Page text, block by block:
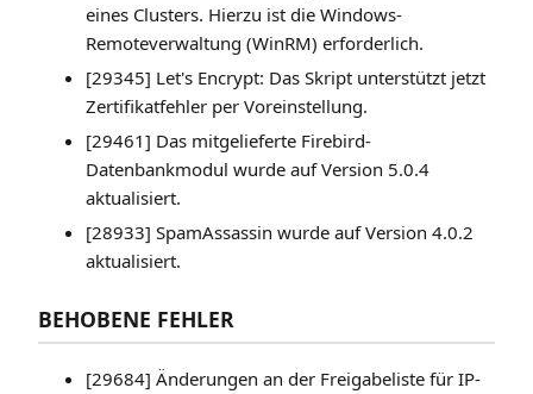
eines Clusters. Hierzu ist die Windows-
Remoteverwaltung (WinRM) erforderlich.
[29345] Let's Encrypt: Das Skript unterstützt jetzt
Zertifikatfehler per Voreinstellung.
[29461] Das mitgelieferte Firebird-
Datenbankmodul wurde auf Version 5.0.4
aktualisiert.
[28933] SpamAssassin wurde auf Version 4.0.2
aktualisiert.
BEHOBENE FEHLER
[29684] Änderungen an der Freigabeliste für IP-